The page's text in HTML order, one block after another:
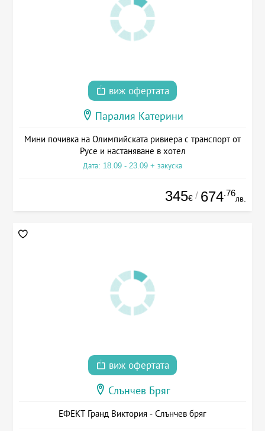
виж офертата
Паралия Катерини
Мини почивка на Олимпийската ривиера с транспорт от
Русе и настаняване в хотел
Дата: 18.09 - 23.09 + закуска
345€ / 674.76
лв.
виж офертата
Слънчев Бряг
ЕФЕКТ Гранд Виктория - Слънчев бряг